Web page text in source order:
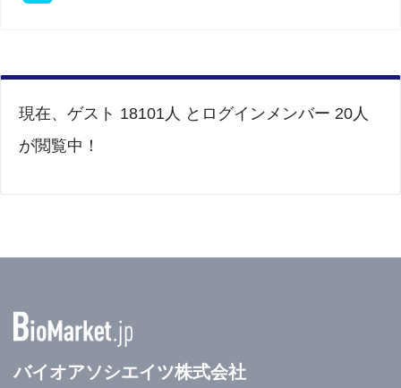
現在、ゲスト 18101人 とログインメンバー 20人
が閲覧中！
バイオアソシエイツ株式会社